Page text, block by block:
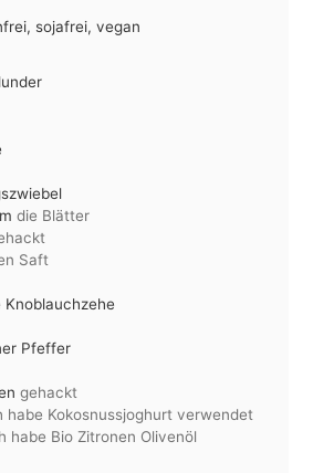
sojafrei, vegan
die Blätter
Saft
Knoblauchzehe
Pfeffer
gehackt
habe Kokosnussjoghurt verwendet
habe Bio Zitronen Olivenöl